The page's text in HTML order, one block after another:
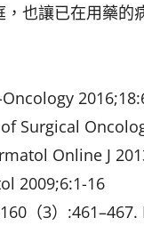
也讓已在用藥的
Surgical
Online J
2009;6:1-16
（3）